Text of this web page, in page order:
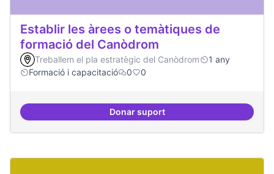
Establir les àrees o temàtiques de
formació del Canòdrom
Treballem el pla estratègic del Canòdrom
1 any
Formació i capacitació
0 0
Donar suportEstablir les àrees o temàtiques